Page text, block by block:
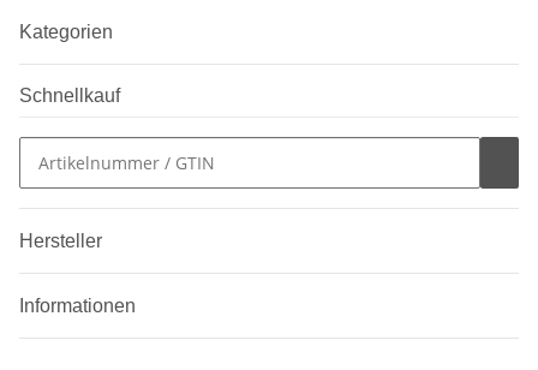
Kategorien
Schnellkauf
Hersteller
Informationen